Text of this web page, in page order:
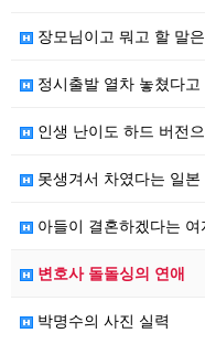
장모님이고 뭐고 할 말
정시출발 열차 놓쳤다
인생 난이도 하드 버전
못생겨서 차였다는 일본
아들이 결혼하겠다는 여
변호사 돌돌싱의 연애
박명수의 사진 실력